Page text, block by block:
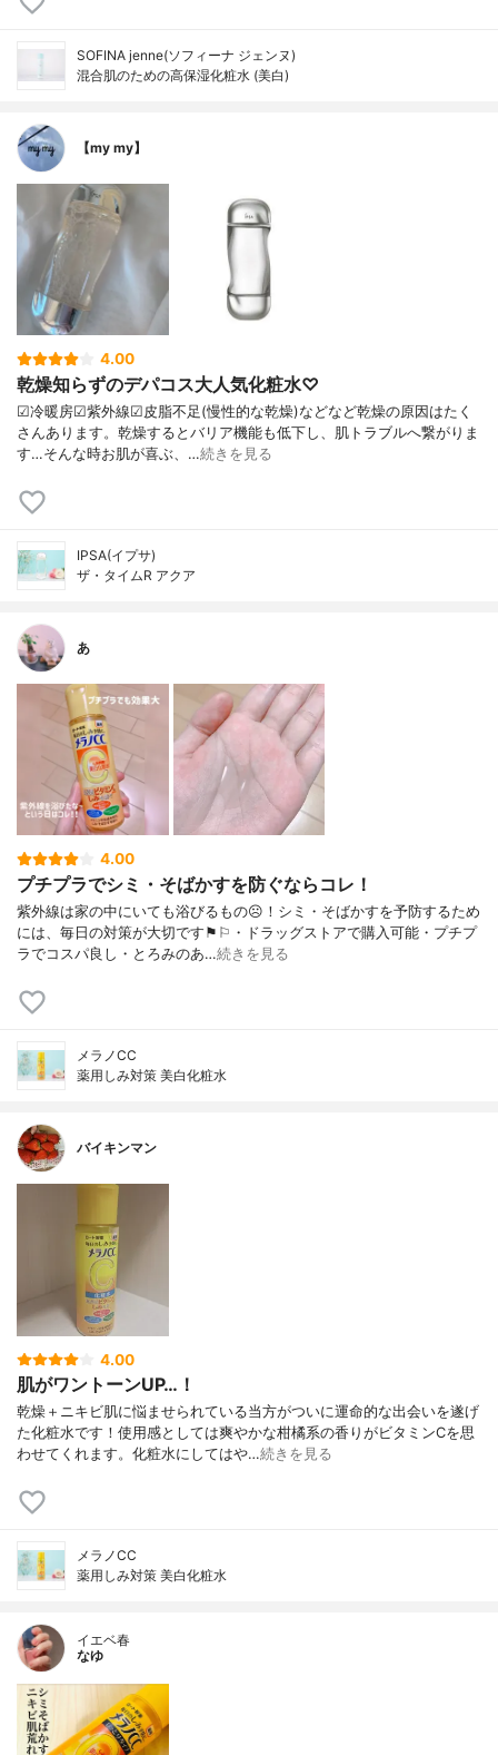
SOFINA jenne(ソフィーナ ジェンヌ)
混合肌のための高保湿化粧水 (美白)
【my my】
4.00
乾燥知らずのデパコス大人気化粧水♡
☑︎冷暖房☑︎紫外線☑︎皮脂不足(慢性的な乾燥)などなど乾燥の原因はたく
さんあります。乾燥するとバリア機能も低下し、肌トラブルへ繋がりま
す…そんな時お肌が喜ぶ、…続きを見る
IPSA(イプサ)
ザ・タイムR アクア
あ
4.00
プチプラでシミ・そばかすを防ぐならコレ！
紫外線は家の中にいても浴びるもの☹︎！シミ・そばかすを予防するため
には、毎日の対策が大切です⚑︎⚐︎・ドラッグストアで購入可能・プチプ
ラでコスパ良し・とろみのあ…続きを見る
メラノCC
薬用しみ対策 美白化粧水
バイキンマン
4.00
肌がワントーンUP…！
乾燥＋ニキビ肌に悩ませられている当方がついに運命的な出会いを遂げ
た化粧水です！使用感としては爽やかな柑橘系の香りがビタミンCを思
わせてくれます。化粧水にしてはや…続きを見る
メラノCC
薬用しみ対策 美白化粧水
イエベ春
なゆ